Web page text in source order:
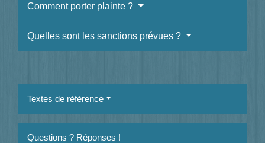
Comment porter plainte ?
Quelles sont les sanctions prévues ?
Textes de référence
Questions ? Réponses !